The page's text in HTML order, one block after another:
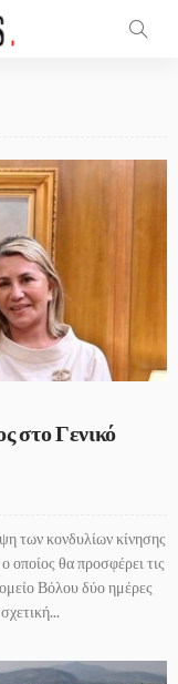
στο Γενικό
των κονδυλίων κίνησης
οποίος θα προσφέρει τις
Βόλου δύο ημέρες